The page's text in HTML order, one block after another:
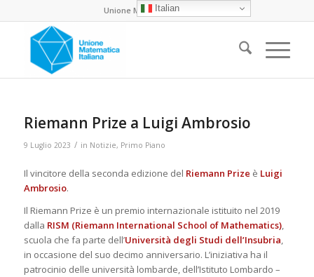
Unione Matematica Italiana
Riemann Prize a Luigi Ambrosio
9 Luglio 2023 / in Notizie, Primo Piano
Il vincitore della seconda edizione del Riemann Prize è Luigi
Ambrosio.
Il Riemann Prize è un premio internazionale istituito nel 2019
dalla RISM (Riemann International School of Mathematics),
scuola che fa parte dell’Università degli Studi dell’Insubria,
in occasione del suo decimo anniversario. L’iniziativa ha il
patrocinio delle università lombarde, dell’Istituto Lombardo –
Italian